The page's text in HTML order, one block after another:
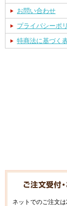
お問い合わせ
プライバシーポ
特商法に基づく
ネットでのご注文